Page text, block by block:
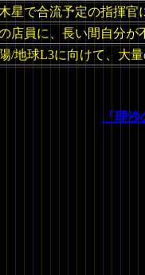
星で合流予定の指揮
店員に、長い間自分
/地球L3に向けて、大
「理